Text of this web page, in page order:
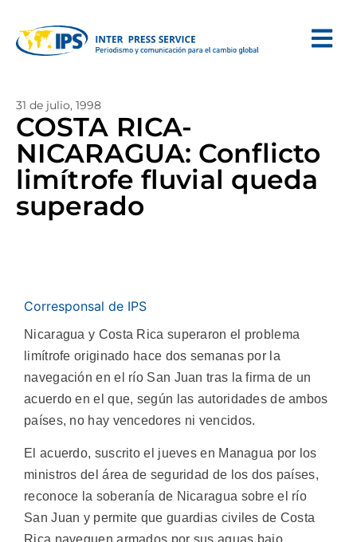
31 de julio, 1998
COSTA RICA-
NICARAGUA: Conflicto
limítrofe fluvial queda
superado
Corresponsal de IPS
Nicaragua y Costa Rica superaron el problema
limítrofe originado hace dos semanas por la
navegación en el río San Juan tras la firma de un
acuerdo en el que, según las autoridades de ambos
países, no hay vencedores ni vencidos.
El acuerdo, suscrito el jueves en Managua por los
ministros del área de seguridad de los dos países,
reconoce la soberanía de Nicaragua sobre el río
San Juan y permite que guardias civiles de Costa